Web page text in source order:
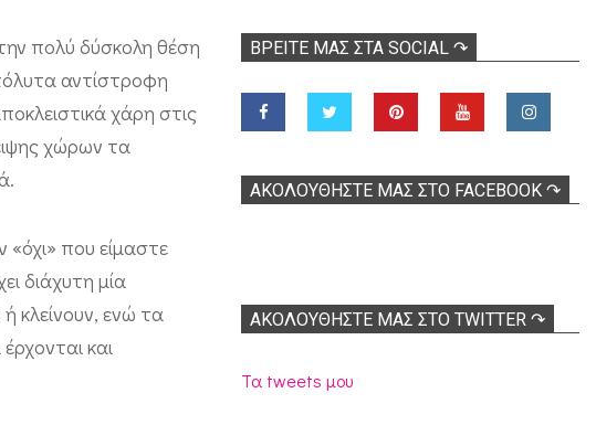
πολύ δύσκολη θέση
αντίστροφη
χάρη στις
χώρων τα
που είμαστε
διάχυτη μία
κλείνουν, ενώ τα
και
ΒΡΕΊΤΕ ΜΑΣ ΣΤΑ SOCIAL ↷
ΑΚΟΛOΥΘΉΣΤΕ ΜΑΣ ΣΤΟ FACEBOOK ↷
ΑΚΟΛΟΥΘΉΣΤΕ ΜΑΣ ΣΤΟ TWITTER ↷
Τα tweets μου